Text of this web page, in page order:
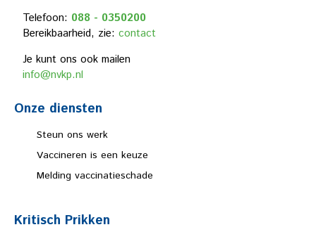
Telefoon: 088 - 0350200
Bereikbaarheid, zie: contact
Je kunt ons ook mailen
info@nvkp.nl
Onze diensten
Steun ons werk
Vaccineren is een keuze
Melding vaccinatieschade
Kritisch Prikken